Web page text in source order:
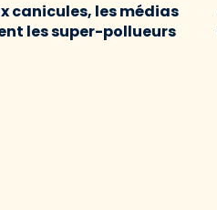
canicules, les médias
les super-pollueurs